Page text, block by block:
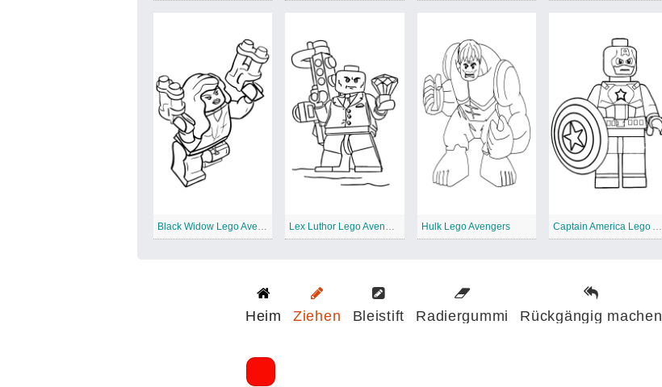
Hulk Lego Avengers
Heim Ziehen Bleistift Radiergummi Rückgängig machen